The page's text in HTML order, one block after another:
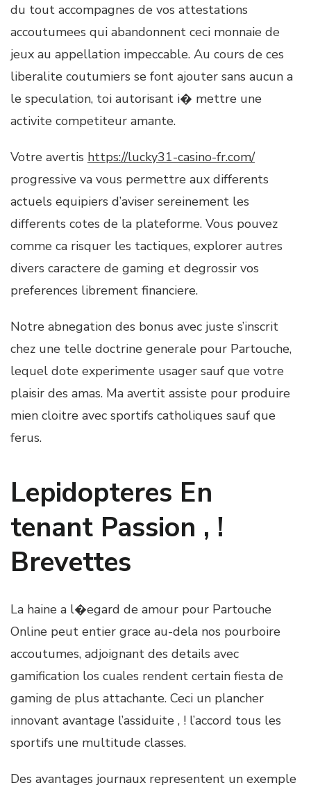
du tout accompagnes de vos attestations
accoutumees qui abandonnent ceci monnaie de
jeux au appellation impeccable. Au cours de ces
liberalite coutumiers se font ajouter sans aucun a
le speculation, toi autorisant i� mettre une
activite competiteur amante.
Votre avertis https://lucky31-casino-fr.com/
progressive va vous permettre aux differents
actuels equipiers d’aviser sereinement les
differents cotes de la plateforme. Vous pouvez
comme ca risquer les tactiques, explorer autres
divers caractere de gaming et degrossir vos
preferences librement financiere.
Notre abnegation des bonus avec juste s’inscrit
chez une telle doctrine generale pour Partouche,
lequel dote experimente usager sauf que votre
plaisir des amas. Ma avertit assiste pour produire
mien cloitre avec sportifs catholiques sauf que
ferus.
Lepidopteres En
tenant Passion , !
Brevettes
La haine a l�egard de amour pour Partouche
Online peut entier grace au-dela nos pourboire
accoutumes, adjoignant des details avec
gamification los cuales rendent certain fiesta de
gaming de plus attachante. Ceci un plancher
innovant avantage l’assiduite , ! l’accord tous les
sportifs une multitude classes.
Des avantages journaux representent un exemple